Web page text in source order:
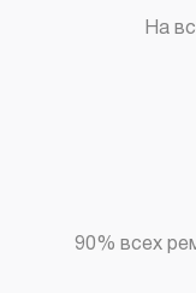
На
90% всех